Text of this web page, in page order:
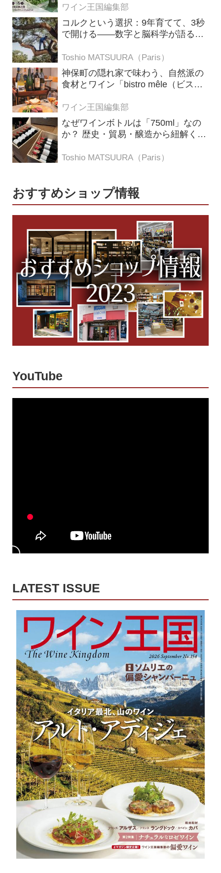
ワイン王国編集部
コルクという選択：9年育てて、3秒
で開ける——数字と脳科学が語る栓
Toshio MATSUURA（Paris）
神保町の隠れ家で味わう、自然派の
食材とワイン「bistro mêle（ビスト
ワイン王国編集部
なぜワインボトルは「750ml」なの
か？ 歴史・貿易・醸造から紐解く4
Toshio MATSUURA（Paris）
おすすめショップ情報
YouTube
LATEST ISSUE